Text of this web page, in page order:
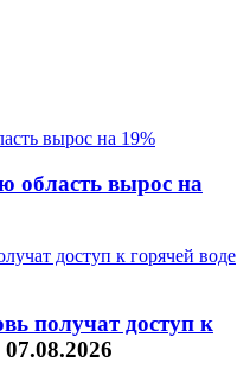
область вырос на
получат доступ к
07.08.2026